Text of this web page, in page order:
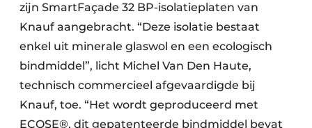
zijn SmartFaçade 32 BP-isolatieplaten van
Knauf aangebracht. “Deze isolatie bestaat
enkel uit minerale glaswol en een ecologisch
bindmiddel”, licht Michel Van Den Haute,
technisch commercieel afgevaardigde bij
Knauf, toe. “Het wordt geproduceerd met
ECOSE®, dit gepatenteerde bindmiddel bevat